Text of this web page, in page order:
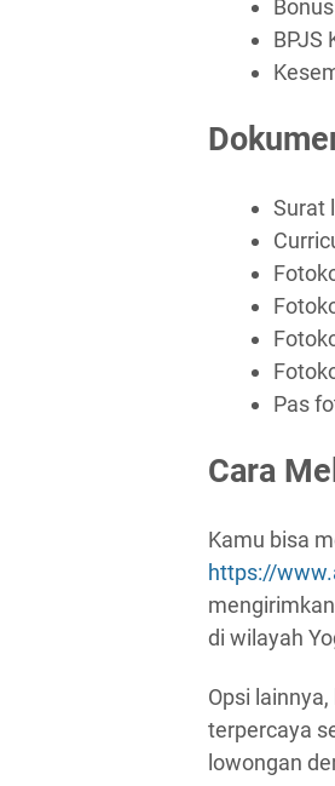
BPJS
Surat
Pas
Cara
Kamu bisa
https://
di wilayah
Opsi
terpercaya
lowongan